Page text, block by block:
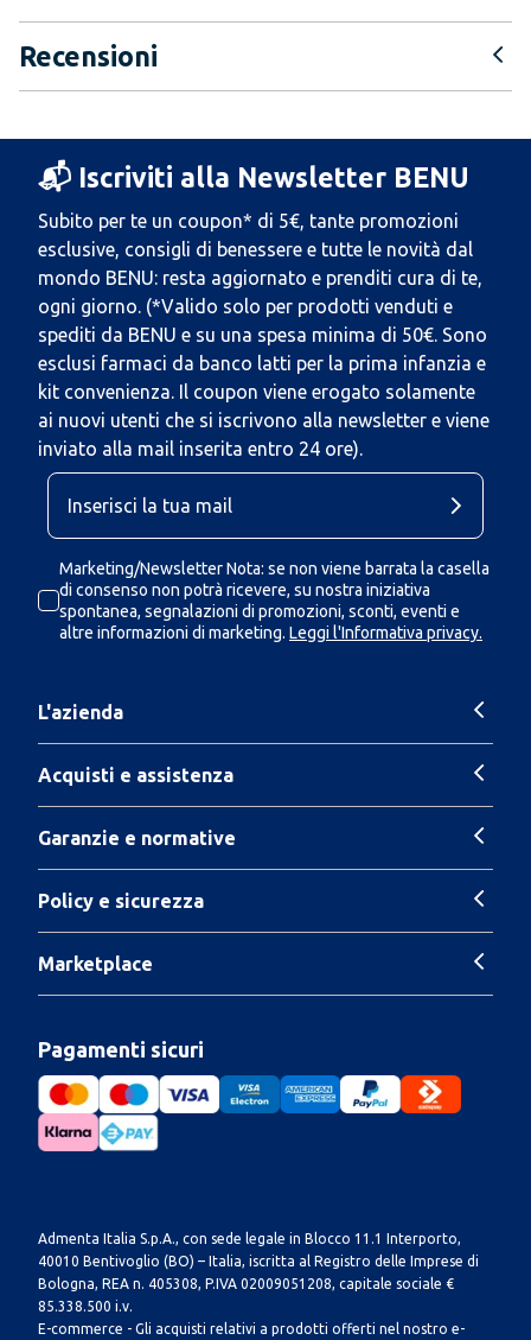
Recensioni
📬 Iscriviti alla Newsletter BENU
Subito per te un coupon* di 5€, tante promozioni
esclusive, consigli di benessere e tutte le novità dal
mondo BENU: resta aggiornato e prenditi cura di te,
ogni giorno. (*Valido solo per prodotti venduti e
spediti da BENU e su una spesa minima di 50€. Sono
esclusi farmaci da banco latti per la prima infanzia e
kit convenienza. Il coupon viene erogato solamente
ai nuovi utenti che si iscrivono alla newsletter e viene
inviato alla mail inserita entro 24 ore).
Marketing/Newsletter Nota: se non viene barrata la casella
di consenso non potrà ricevere, su nostra iniziativa
spontanea, segnalazioni di promozioni, sconti, eventi e
altre informazioni di marketing. Leggi l'Informativa privacy.
L'azienda
Acquisti e assistenza
Garanzie e normative
Policy e sicurezza
Marketplace
Pagamenti sicuri
Admenta Italia S.p.A., con sede legale in Blocco 11.1 Interporto,
40010 Bentivoglio (BO) – Italia, iscritta al Registro delle Imprese di
Bologna, REA n. 405308, P.IVA 02009051208, capitale sociale €
85.338.500 i.v.
E-commerce - Gli acquisti relativi a prodotti offerti nel nostro e-